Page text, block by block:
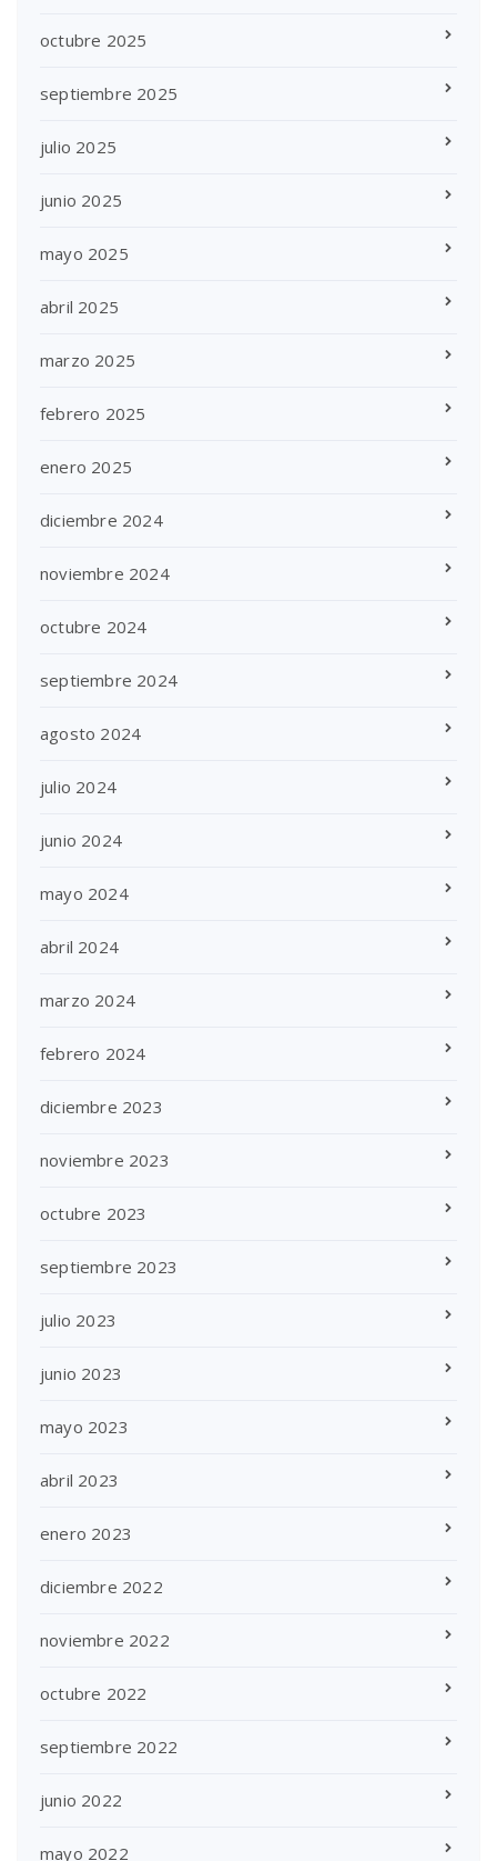
octubre 2025
septiembre 2025
julio 2025
junio 2025
mayo 2025
abril 2025
marzo 2025
febrero 2025
enero 2025
diciembre 2024
noviembre 2024
octubre 2024
septiembre 2024
agosto 2024
julio 2024
junio 2024
mayo 2024
abril 2024
marzo 2024
febrero 2024
diciembre 2023
noviembre 2023
octubre 2023
septiembre 2023
julio 2023
junio 2023
mayo 2023
abril 2023
enero 2023
diciembre 2022
noviembre 2022
octubre 2022
septiembre 2022
junio 2022
mayo 2022